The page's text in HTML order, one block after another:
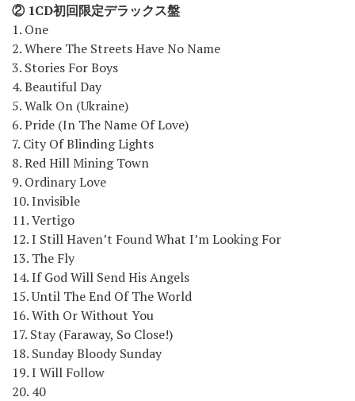
② 1CD初回限定デラックス盤
1. One
2. Where The Streets Have No Name
3. Stories For Boys
4. Beautiful Day
5. Walk On (Ukraine)
6. Pride (In The Name Of Love)
7. City Of Blinding Lights
8. Red Hill Mining Town
9. Ordinary Love
10. Invisible
11. Vertigo
12. I Still Haven’t Found What I’m Looking For
13. The Fly
14. If God Will Send His Angels
15. Until The End Of The World
16. With Or Without You
17. Stay (Faraway, So Close!)
18. Sunday Bloody Sunday
19. I Will Follow
20. 40